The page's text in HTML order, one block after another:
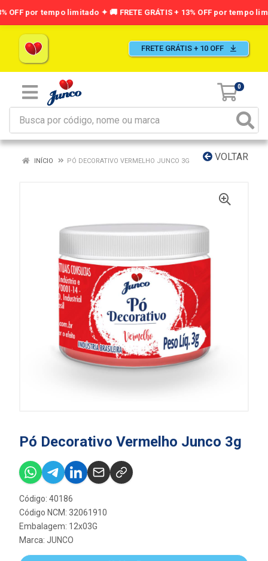
FRETE GRÁTIS + 10 OFF
0
VOLTAR
INÍCIO PÓ DECORATIVO VERMELHO JUNCO 3G
Pó Decorativo Vermelho Junco 3g
Código: 40186
Código NCM: 32061910
Embalagem: 12x03G
Marca: JUNCO